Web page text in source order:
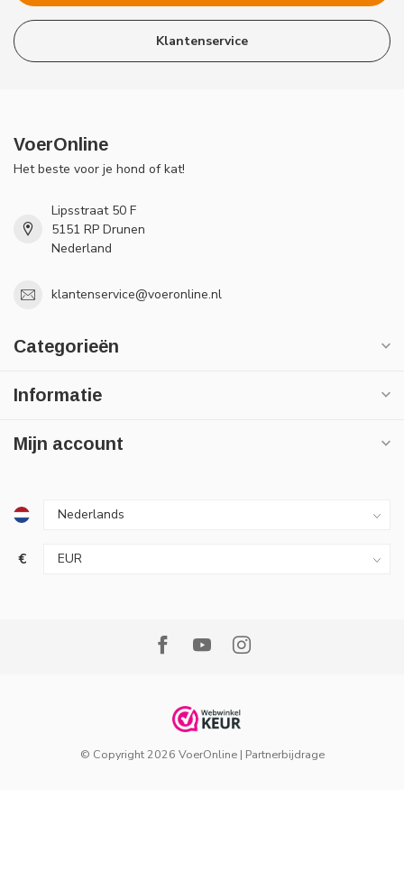
Klantenservice
VoerOnline
Het beste voor je hond of kat!
Lipsstraat 50 F
5151 RP Drunen
Nederland
klantenservice@voeronline.nl
Categorieën
Informatie
Mijn account
€
© Copyright 2026 VoerOnline| Partnerbijdrage